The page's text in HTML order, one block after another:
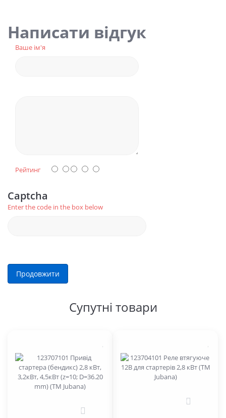
Написати відгук
Ваше ім'я
Рейтинг
Captcha
Enter the code in the box below
Продовжити
Супутні товари